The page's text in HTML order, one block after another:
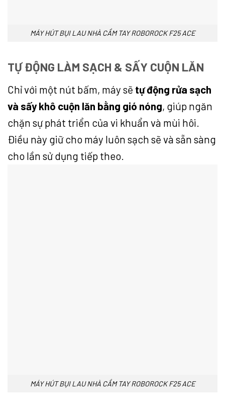
MÁY HÚT BỤI LAU NHÀ CẦM TAY ROBOROCK F25 ACE
TỰ ĐỘNG LÀM SẠCH & SẤY CUỘN LĂN
Chỉ với một nút bấm, máy sẽ tự động rửa sạch
và sấy khô cuộn lăn bằng gió nóng, giúp ngăn
chặn sự phát triển của vi khuẩn và mùi hôi.
Điều này giữ cho máy luôn sạch sẽ và sẵn sàng
cho lần sử dụng tiếp theo.
MÁY HÚT BỤI LAU NHÀ CẦM TAY ROBOROCK F25 ACE